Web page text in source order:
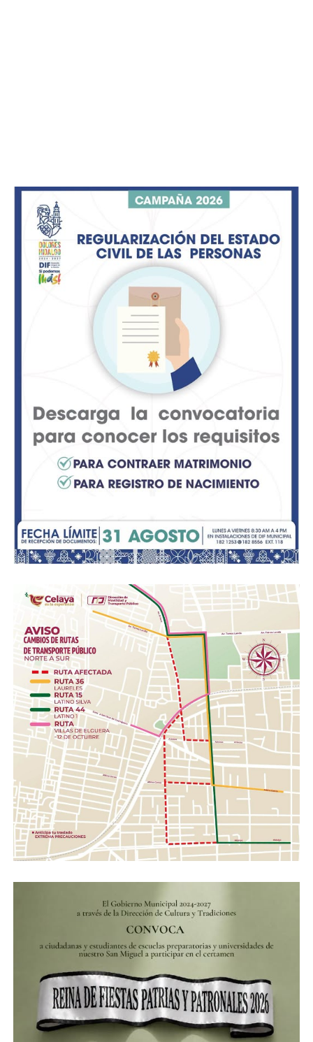
En su primera semana de celebraciones, el recinto
albergará conciertos de música clásica, diálogos sobre
fotografía documental y presentaciones de literatura
gráfica con la participación directa de creadores e
Viernes 7 de agosto
17:00 hrs. | Concierto de Aniversario: Ensamble Tlapalli
La agrupación integrada por Paola Tovar Deanda
(piano), Eduardo del Valle (violín), Patricia Velázquez
(viola) y Jorge Flores (violonchelo) interpretará un
selecto repertorio de cámara que incluye el Cuarteto K
478 en sol menor de W. A. Mozart y el Cuarteto Op. 67
en la menor del compositor español Joaquín Turina.
permanece» Un espacio para profundizar en el proyecto
documental del fotoperiodista y artista Mauricio Palos,
acompañado en la mesa de análisis por la curadora
Sábado 8 de agosto
12:30 hrs. | Presentación Editorial: «El Nagual. La
leyenda del hombre lobo mexicano» Encuentro con el
autor y creativo Alex Hermógenes, quien compartirá el
proceso de creación e investigación detrás de esta
novela gráfica inspirada en la tradición oral y el folclor
nacional.
ADVERTISEMENT